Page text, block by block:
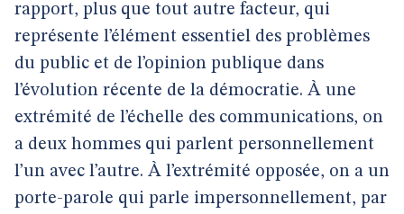
rapport, plus que tout autre facteur, qui
représente l’élément essentiel des problèmes
du public et de l’opinion publique dans
l’évolution récente de la démocratie. À une
extrémité de l’échelle des communications, on
a deux hommes qui parlent personnellement
l’un avec l’autre. À l’extrémité opposée, on a un
porte-parole qui parle impersonnellement, par